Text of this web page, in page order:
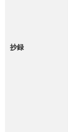
抄録